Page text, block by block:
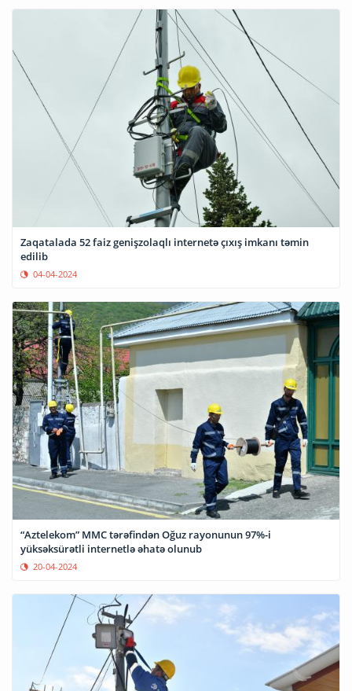
Zaqatalada 52 faiz genişzolaqlı internetə çıxış imkanı təmin
edilib
04-04-2024
“Aztelekom” MMC tərəfindən Oğuz rayonunun 97%-i
yüksəksürətli internetlə əhatə olunub
20-04-2024